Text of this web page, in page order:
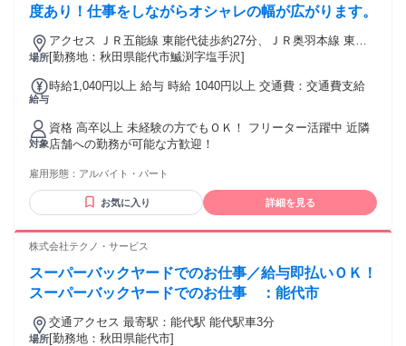
度あり！仕事をしながらオシャレの幅が広がります。
場所
アクセス ＪＲ五能線 東能代徒歩約27分、ＪＲ奥羽本線 東能
代徒歩約27分、ＪＲ奥羽本線 鶴形徒歩約49分 東急東横線「綱
[勤務地：秋田県能代市鰄渕字塩手沢]
給与
時給1,040円以上 給与 時給 1040円以上 交通費：交通費支給
対象
資格 高卒以上 未経験の方でもＯＫ！ フリーター活躍中 近隣
店舗への勤務が可能な方歓迎！
雇用形態： アルバイト・パート
お気に入り 詳細を見る
株式会社テクノ・サービス
スーパーバックヤードでのお仕事／給与即払いＯＫ！
スーパーバックヤードでのお仕事 ：能代市
場所
交通アクセス 最寄駅：能代駅 能代駅車3分
[勤務地：秋田県能代市]